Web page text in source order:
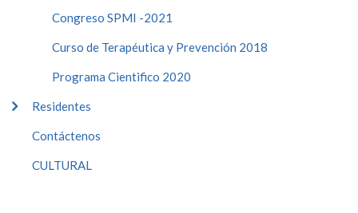
Congreso SPMI -2021
Curso de Terapéutica y Prevención 2018
Programa Cientifico 2020
Residentes
Contáctenos
CULTURAL